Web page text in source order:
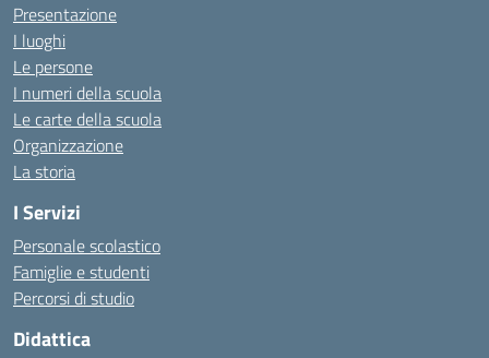
Presentazione
I luoghi
Le persone
I numeri della scuola
Le carte della scuola
Organizzazione
La storia
I Servizi
Personale scolastico
Famiglie e studenti
Percorsi di studio
Didattica